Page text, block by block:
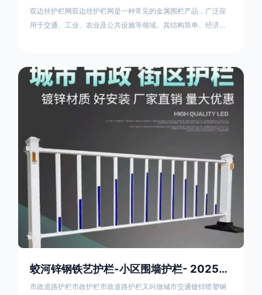
双边丝护栏网双边丝护栏网是一种常见的金属围栏产品，广泛应
用于交通、工业、农业及公共设施等领域。其结构简单、经济实
边丝护栏网由低碳钢丝（Q235材质）通过焊接或编织形成网格结
构，网片两侧各有一根加固的纵向钢丝（双边丝），用于与立柱
连接固定。其表面通常采用镀锌、喷塑或浸塑处理，以增强耐腐
蛟河锌钢铁艺护栏-小区围墙护栏- 2025年17631598285新报价
市政道路护栏市政护栏市政道路护栏又叫做城市交通镀锌喷塑钢